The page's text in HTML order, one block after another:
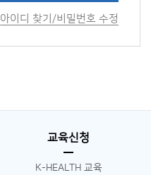
아이디 찾기/비밀번호 수정
교육신청
K-HEALTH 교육